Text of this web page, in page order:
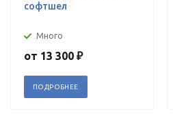
софтшел
Много
от 13 300 ₽
ПОДРОБНЕЕ